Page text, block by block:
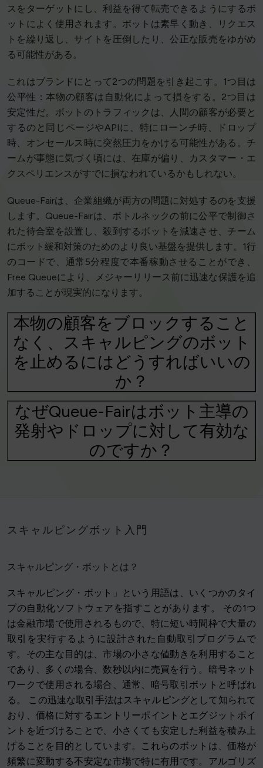
スをターゲットにし、利益を得て転売できるようにするボ
ットによく使用されます。ボットは素早く動き、リクエス
トを繰り返し、サイトを圧倒したり、公正な販売をゆがめ
る可能性がある。
これはブランドにとって2つの問題を引き起こす。1つ目は
公平性：本物の顧客は自動化によって損をする。2つ目は
安定性だ。ボットのトラフィックは、人間の顧客が必要と
するのと同じページやAPIに、特にローンチ時、ドロップ
時、オンセールス時に突然圧力をかける可能性がある。チ
ームが事態に気づく頃には、在庫が偏り、カスタマー・エ
クスペリエンスがすでに損なわれているかもしれない。
Queue-Fairは、企業組織が両方の問題に対処するのを支援
します。Queue-Fairは、ボトルネックの前に公平で制御さ
れた待合室を設置し、殺到するボットを減速させ、チーム
にボット緩和対策のためのより良い基盤を提供します。1行
のコードで、通常5分程度で本番稼動させることができ、
Free Queueにより、メジャーリリース前に迅速な保護を追
加することが現実的になります。
本物の顧客をブロックすること
なく、スキャルピングのボット
を止めるにはどうすればいいの
か？
なぜQueue-Fairはボット主導の
発射やドロップに対して有効な
のですか？
スキャルピングボット入門
スキャルピング・ボットとは？
スキャルピング・ボット」という用語は、いくつかのタイ
プの自動化ソフトウェアを指すことがあります。 その1つ
は金融市場で使用されるもので、特に短い時間枠で大量の
取引を実行するように設計された自動取引プログラムで
す。その主な目的は、市場の小さな値動きを利用すること
であり、多くの場合、数秒以内に売買を行う。暗号ネット
ワークで使用される場合、通常、暗号取引ボットと呼ばれ
る。 この迅速な取引手法はスキャルピングとして知られて
おり、価格に対するエントリーポイントとエグジットポイ
ントを近づけることで、小さくても安定した利益を積み上
げることを目的としています。これらのボットは、価格が
頻繁に変動する不安定な市場で特に有用です。アルゴリズ